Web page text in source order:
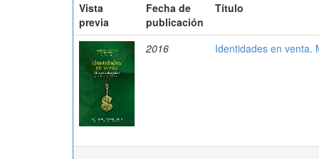
Vista
previa
Fecha de
publicación
Título
2016 Identidades en venta.